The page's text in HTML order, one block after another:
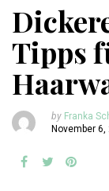
Tipps
by Franka
November 6,